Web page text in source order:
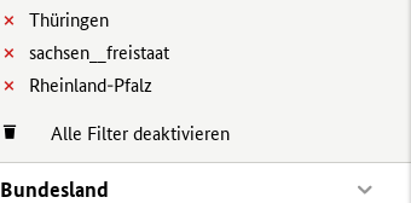
Thüringen
sachsen__freistaat
Rheinland-Pfalz
Alle Filter deaktivieren
Bundesland